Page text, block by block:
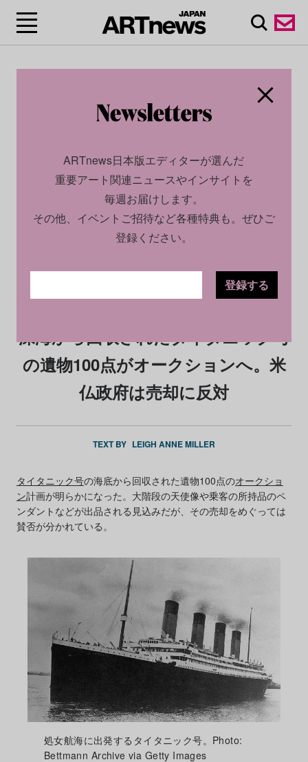
2026.06.25
深海から回収されたタイタニック号
の遺物100点がオークションへ。米
仏政府は売却に反対
TEXT BY LEIGH ANNE MILLER
タイタニック号の海底から回収された遺物100点のオークショ
ン計画が明らかになった。大階段の天使像や乗客の所持品のペ
ンダントなどが出品される見込みだが、その売却をめぐっては
賛否が分かれている。
処女航海に出発するタイタニック号。Photo:
Bettmann Archive via Getty Images
ARTnews日本版エディターが選んだ
重要アート関連ニュースやインサイトを
毎週お届けします。
その他、イベントご招待など各種特典も。ぜひご
登録ください。
登録する